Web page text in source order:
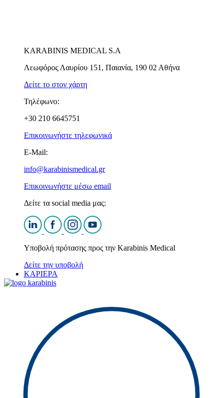
KARABINIS MEDICAL S.A
Λεωφόρος Λαυρίου 151, Παιανία, 190 02 Αθήνα
Δείτε το στον χάρτη
Τηλέφωνο:
+30 210 6645751
Επικοινωνήστε τηλεφωνικά
E-Mail:
info@karabinismedical.gr
Επικοινωνήστε μέσω email
Δείτε τα social media μας:
Υποβολή πρότασης προς την Karabinis Medical
Δείτε την υποβολή
ΚΑΡΙΕΡΑ